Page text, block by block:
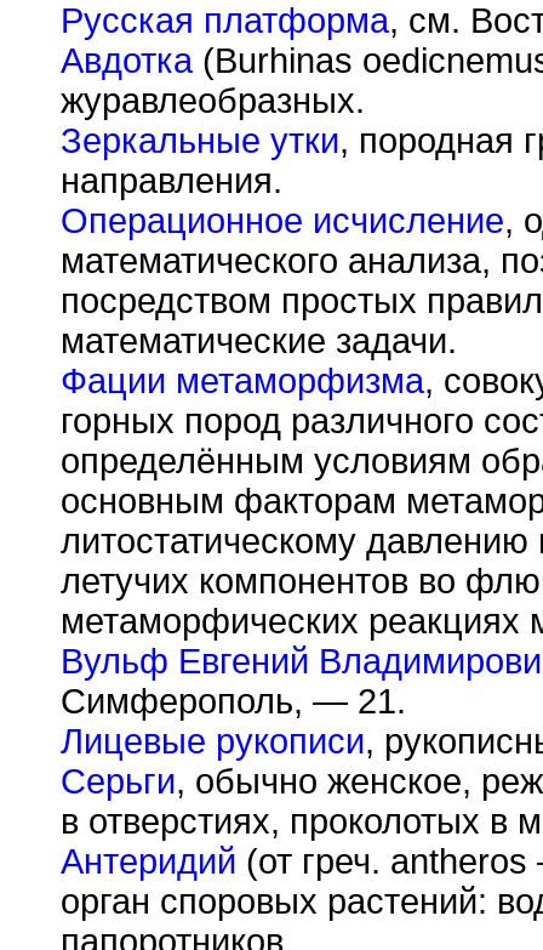
Русская платформа, см.
Авдотка(Burhinas
журавлеобразных.
Зеркальные утки, породная
направления.
Операционное исчисление,
математического анализа,
посредством простых
математические задачи.
Фации метаморфизма,
горных пород различного
определённым условиям
основным факторам
литостатическому
летучих компонентов во
метаморфических
Вульф Евгений
Симферополь, — 21.
Лицевые рукописи,
Серьги, обычно женское,
в отверстиях, проколотых в
Антеридий (от греч.
орган споровых растений:
папоротников.